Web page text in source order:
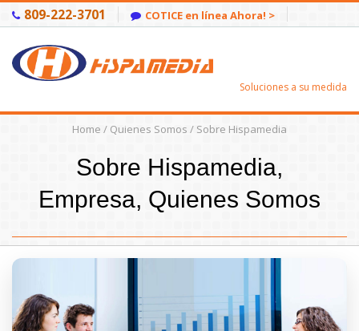
809-222-3701 COTICE en línea Ahora! >
Soluciones a su medida
Home / Quienes Somos / Sobre Hispamedia
Sobre Hispamedia,
Empresa, Quienes Somos